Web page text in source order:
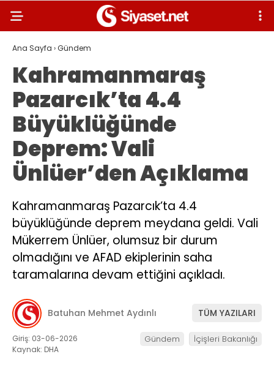
Ana Sayfa ›Gündem
Kahramanmaraş
Pazarcık’ta 4.4
Büyüklüğünde
Deprem: Vali
Ünlüer’den Açıklama
Kahramanmaraş Pazarcık’ta 4.4
büyüklüğünde deprem meydana geldi. Vali
Mükerrem Ünlüer, olumsuz bir durum
olmadığını ve AFAD ekiplerinin saha
taramalarına devam ettiğini açıkladı.
Batuhan Mehmet Aydınlı TÜM YAZILARI
Giriş: 03-06-2026
Kaynak: DHA
Gündem İçişleri Bakanlığı